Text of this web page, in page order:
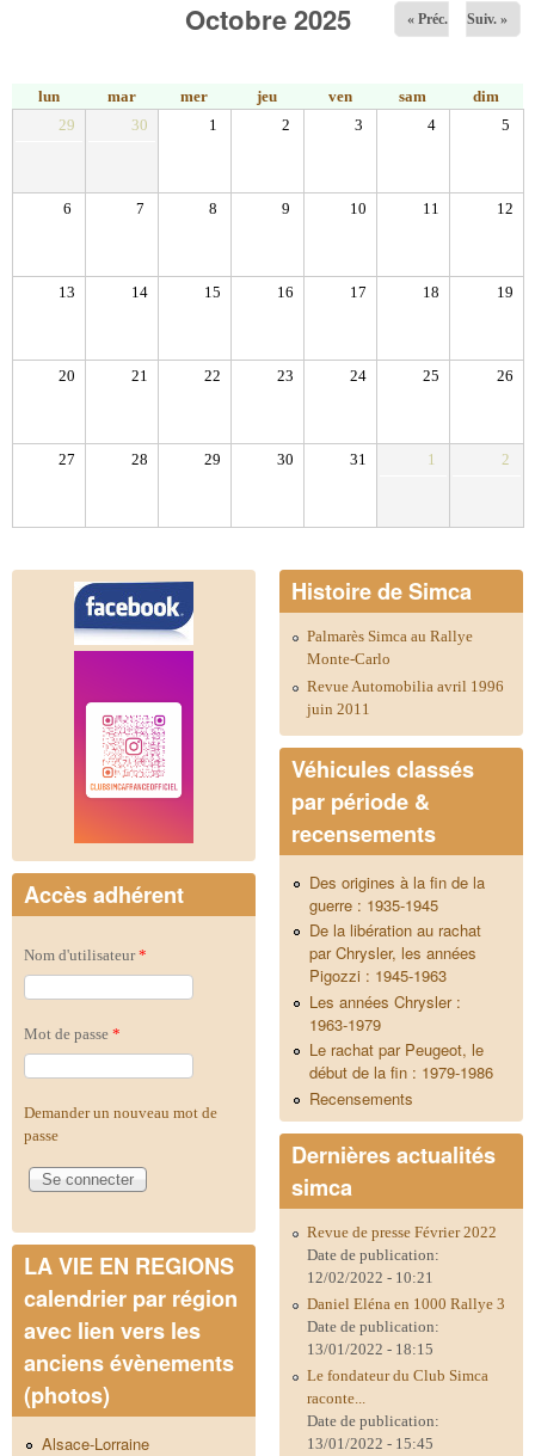
Octobre 2025 « Préc. Suiv. »
lun mar mer jeu ven sam
dim
29
30 1 2 3 4 5
6 7 8 9 10 11 12
13 14 15 16 17 18 19
20 21 22 23 24 25 26
27 28 29 30 31 1 2
Accès adhérent
Nom d'utilisateur*
Mot de passe *
Demander un nouveau mot de
passe
LA VIE EN REGIONS
calendrier par région
avec lien vers les
anciens évènements
(photos)
Alsace-Lorraine
Histoire de Simca
Palmarès Simca au Rallye
Monte-Carlo
Revue Automobilia avril 1996
juin 2011
Véhicules classés
par période &
recensements
Des origines à la fin de la
guerre : 1935-1945
De la libération au rachat
par Chrysler, les années
Pigozzi : 1945-1963
Les années Chrysler :
1963-1979
Le rachat par Peugeot, le
début de la fin : 1979-1986
Recensements
Dernières actualités
simca
Revue de presse Février 2022
Date de publication:
12/02/2022 - 10:21
Daniel Eléna en 1000 Rallye 3
Date de publication:
13/01/2022 - 18:15
Le fondateur du Club Simca
raconte...
Date de publication:
13/01/2022 - 15:45